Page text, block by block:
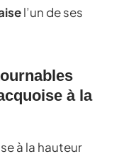
l’un de ses
à la
à la hauteur